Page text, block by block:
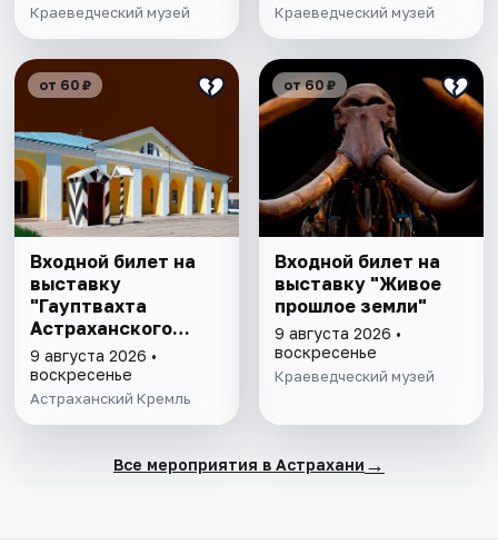
Краеведческий музей Краеведческий музей
от 60 ₽
Входной билет на
выставку
"Гауптвахта
Астраханского
гарнизона. XIX в."
9 августа 2026 •
воскресенье
Астраханский Кремль
от 60 ₽
Входной билет на
выставку "Живое
прошлое земли"
9 августа 2026 •
воскресенье
Краеведческий музей
Все мероприятия в Астрахани →